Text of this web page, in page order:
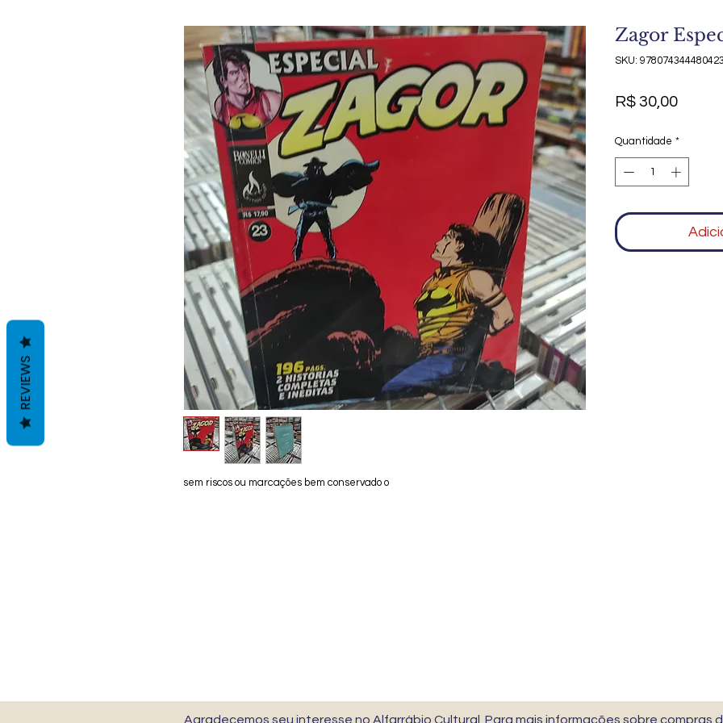
sem riscos ou marcações bem conservado o
Zagor
SKU:
R$ 30,00Preço
Quantidade *
Agradecemos seu interesse no Alfarrábio Cultural. Para mais informações sobre compras
REVIEWS